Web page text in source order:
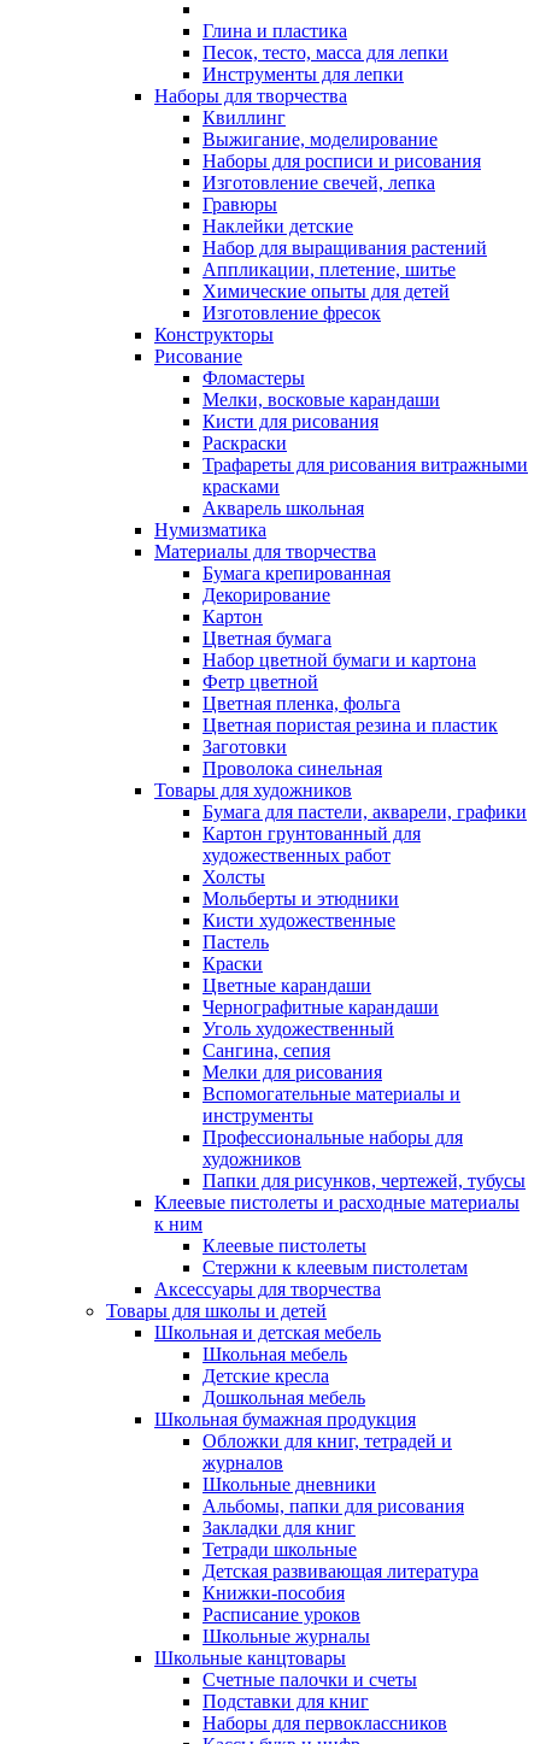
Глина и пластика
Песок, тесто, масса для лепки
Инструменты для лепки
Наборы для творчества
Квиллинг
Выжигание, моделирование
Наборы для росписи и рисования
Изготовление свечей, лепка
Гравюры
Наклейки детские
Набор для выращивания растений
Аппликации, плетение, шитье
Химические опыты для детей
Изготовление фресок
Конструкторы
Рисование
Фломастеры
Мелки, восковые карандаши
Кисти для рисования
Раскраски
Трафареты для рисования витражными
красками
Акварель школьная
Нумизматика
Материалы для творчества
Бумага крепированная
Декорирование
Картон
Цветная бумага
Набор цветной бумаги и картона
Фетр цветной
Цветная пленка, фольга
Цветная пористая резина и пластик
Заготовки
Проволока синельная
Товары для художников
Бумага для пастели, акварели, графики
Картон грунтованный для
художественных работ
Холсты
Мольберты и этюдники
Кисти художественные
Пастель
Краски
Цветные карандаши
Чернографитные карандаши
Уголь художественный
Сангина, сепия
Мелки для рисования
Вспомогательные материалы и
инструменты
Профессиональные наборы для
художников
Папки для рисунков, чертежей, тубусы
Клеевые пистолеты и расходные материалы
к ним
Клеевые пистолеты
Стержни к клеевым пистолетам
Аксессуары для творчества
Товары для школы и детей
Школьная и детская мебель
Школьная мебель
Детские кресла
Дошкольная мебель
Школьная бумажная продукция
Обложки для книг, тетрадей и
журналов
Школьные дневники
Альбомы, папки для рисования
Закладки для книг
Тетради школьные
Детская развивающая литература
Книжки-пособия
Расписание уроков
Школьные журналы
Школьные канцтовары
Счетные палочки и счеты
Подставки для книг
Наборы для первоклассников